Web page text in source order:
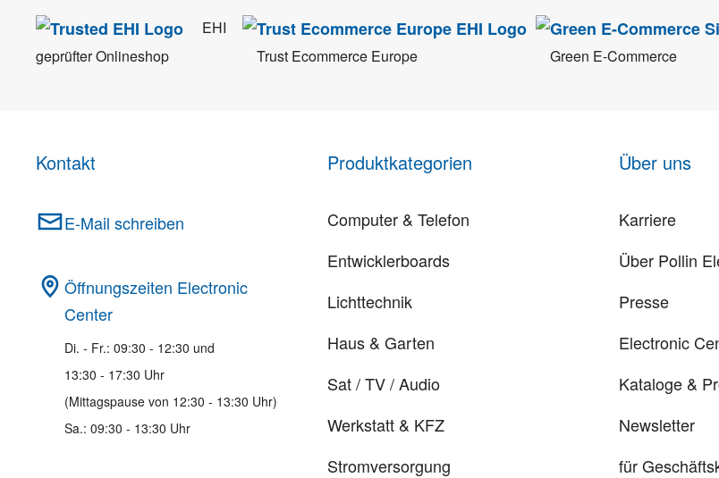
EHI
geprüfter Onlineshop
Trust Ecommerce Europe Green E-Commerce
Kontakt
E-Mail schreiben
Öffnungszeiten Electronic
Center
Di. - Fr.: 09:30 - 12:30 und
13:30 - 17:30 Uhr
(Mittagspause von 12:30 - 13:30 Uhr)
Sa.: 09:30 - 13:30 Uhr
Produktkategorien
Computer & Telefon
Entwicklerboards
Lichttechnik
Haus & Garten
Sat / TV / Audio
Werkstatt & KFZ
Stromversorgung
Über uns
Karriere
Über Pollin
Presse
Electronic
Kataloge &
Newsletter
für